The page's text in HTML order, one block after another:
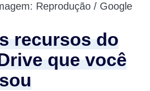
Reprodução / Google
recursos do
que você